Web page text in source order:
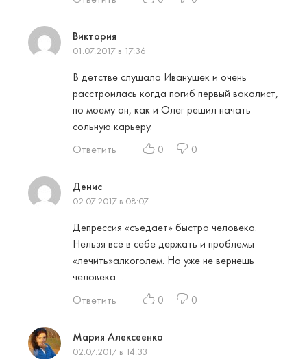
Виктория
01.07.2017 в 17:36
В детстве слушала Иванушек и очень
расстроилась когда погиб первый вокалист,
по моему он, как и Олег решил начать
сольную карьеру.
Ответить
0 0
Денис
02.07.2017 в 08:07
Депрессия «съедает» быстро человека.
Нельзя всё в себе держать и проблемы
«лечить»алкоголем. Но уже не вернешь
человека…
Ответить
0 0
Мария Алексеенко
02.07.2017 в 14:33